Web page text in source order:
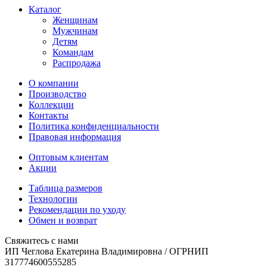
Каталог
Женщинам
Мужчинам
Детям
Командам
Распродажа
О компании
Производство
Коллекции
Контакты
Политика конфиденциальности
Правовая информация
Оптовым клиентам
Акции
Таблица размеров
Технологии
Рекомендации по уходу
Обмен и возврат
Свяжитесь с нами
ИП Чеглова Екатерина Владимировна / ОГРНИП
317774600555285